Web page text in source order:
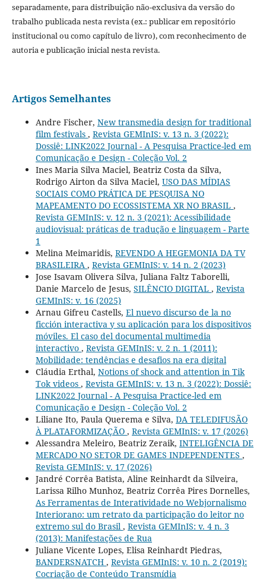
separadamente, para distribuição não-exclusiva da versão do
trabalho publicada nesta revista (ex.: publicar em repositório
institucional ou como capítulo de livro), com reconhecimento de
autoria e publicação inicial nesta revista.
Artigos Semelhantes
Andre Fischer, New transmedia design for traditional
film festivals , Revista GEMInIS: v. 13 n. 3 (2022):
Dossiê: LINK2022 Journal - A Pesquisa Practice-led em
Comunicação e Design - Coleção Vol. 2
Ines Maria Silva Maciel, Beatriz Costa da Silva,
Rodrigo Airton da Silva Maciel, USO DAS MÍDIAS
SOCIAIS COMO PRÁTICA DE PESQUISA NO
MAPEAMENTO DO ECOSSISTEMA XR NO BRASIL ,
Revista GEMInIS: v. 12 n. 3 (2021): Acessibilidade
audiovisual: práticas de tradução e linguagem - Parte
1
Melina Meimaridis, REVENDO A HEGEMONIA DA TV
BRASILEIRA , Revista GEMInIS: v. 14 n. 2 (2023)
Jose Isavam Olivera Silva, Juliana Faltz Taborelli,
Danie Marcelo de Jesus, SILÊNCIO DIGITAL , Revista
GEMInIS: v. 16 (2025)
Arnau Gifreu Castells, El nuevo discurso de la no
ficción interactiva y su aplicación para los dispositivos
móviles. El caso del documental multimedia
interactivo , Revista GEMInIS: v. 2 n. 1 (2011):
Mobilidade: tendências e desafios na era digital
Cláudia Erthal, Notions of shock and attention in Tik
Tok videos , Revista GEMInIS: v. 13 n. 3 (2022): Dossiê:
LINK2022 Journal - A Pesquisa Practice-led em
Comunicação e Design - Coleção Vol. 2
Liliane Ito, Paula Querema e Silva, DA TELEDIFUSÃO
À PLATAFORMIZAÇÃO , Revista GEMInIS: v. 17 (2026)
Alessandra Meleiro, Beatriz Zeraik, INTELIGÊNCIA DE
MERCADO NO SETOR DE GAMES INDEPENDENTES ,
Revista GEMInIS: v. 17 (2026)
Jandré Corrêa Batista, Aline Reinhardt da Silveira,
Larissa Rilho Munhoz, Beatriz Corrêa Pires Dornelles,
As Ferramentas de Interatividade no Webjornalismo
Interiorano: um retrato da participação do leitor no
extremo sul do Brasil , Revista GEMInIS: v. 4 n. 3
(2013): Manifestações de Rua
Juliane Vicente Lopes, Elisa Reinhardt Piedras,
BANDERSNATCH , Revista GEMInIS: v. 10 n. 2 (2019):
Cocriação de Conteúdo Transmídia